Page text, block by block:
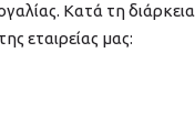
Κατά τη διάρκεια
εταιρείας μας: